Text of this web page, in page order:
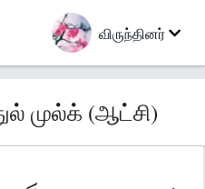
விருந்தினர்
முல்க் (ஆட்சி)